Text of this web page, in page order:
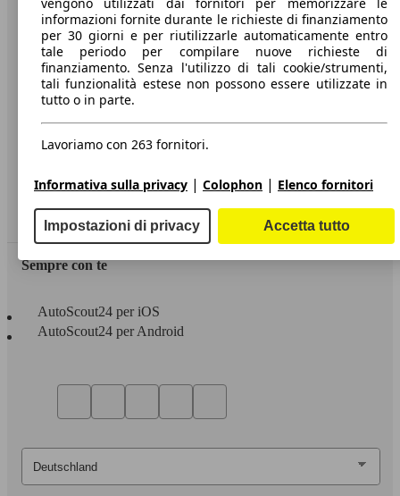
Media
Condizioni generali
Informazioni
Privacy
Dichiarazione di Accessibilità
Servizi
Area rivenditori
Sempre con te
AutoScout24 per iOS
AutoScout24 per Android
informazioni fornite durante le richieste di finanziamento
per 30 giorni e per riutilizzarle automaticamente entro
tale periodo per compilare nuove richieste di
finanziamento. Senza l'utilizzo di tali cookie/strumenti,
tali funzionalità estese non possono essere utilizzate in
tutto o in parte.
Lavoriamo con 263 fornitori.
Informativa sulla privacy | Colophon | Elenco fornitori
Impostazioni di privacy Accetta tutto